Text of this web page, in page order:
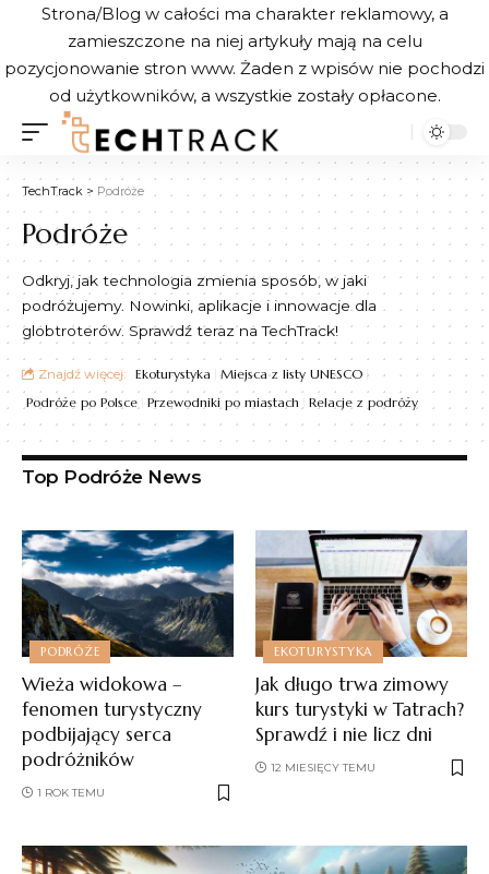
Strona/Blog w całości ma charakter reklamowy, a
zamieszczone na niej artykuły mają na celu
pozycjonowanie stron www. Żaden z wpisów nie pochodzi
od użytkowników, a wszystkie zostały opłacone.
TechTrack > Podróże
Podróże
Odkryj, jak technologia zmienia sposób, w jaki
podróżujemy. Nowinki, aplikacje i innowacje dla
globtroterów. Sprawdź teraz na TechTrack!
Znajdź więcej: Ekoturystyka
Miejsca z listy UNESCO
Podróże po Polsce Przewodniki po miastach Relacje z podróży
Top Podróże News
PODRÓŻE
Wieża widokowa –
fenomen turystyczny
podbijający serca
podróżników
1 ROK TEMU
EKOTURYSTYKA
Jak długo trwa zimowy
kurs turystyki w Tatrach?
Sprawdź i nie licz dni
12 MIESIĘCY TEMU